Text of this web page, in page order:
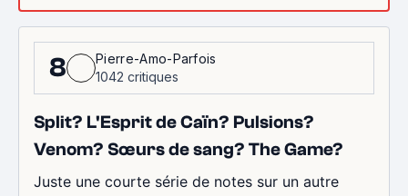
8
Pierre-Amo-Parfois
1042 critiques
Split? L'Esprit de Caïn? Pulsions?
Venom? Sœurs de sang? The Game?
Juste une courte série de notes sur un autre